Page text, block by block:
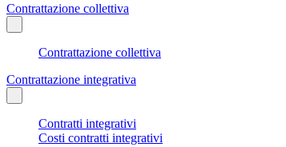
Contrattazione collettiva
Contrattazione collettiva
Contrattazione integrativa
Contratti integrativi
Costi contratti integrativi